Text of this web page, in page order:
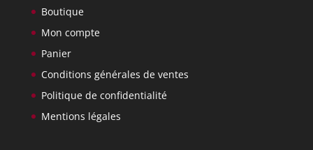
Boutique
Mon compte
Panier
Conditions générales de ventes
Politique de confidentialité
Mentions légales